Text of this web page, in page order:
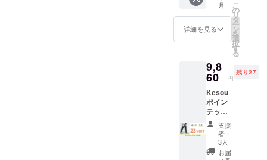
がござ
す。 ※
お届け
ラーか
ら順次
一般販
売を開
始させ
ていた
だきま
す。 ※
税込、
送料込
500円の
リター
ンを合
いたし
ます。
都合
上、ま
た社会
情勢の
影響等
によ
り、お
ご選択
くださ
い。サ
よりお
選びい
ただけ
ます。
・リボ
ン
シュー
クリッ
プをご
利用の
売予定
価格
12800
円→早
割価格
円】 ・
先着30
様限
定！販
売予定
価格よ
り
23%OF
F ・お
届け予
月
詳細を見る
こ
の
リ
タ
ー
ン
を
選
択
す
る
9,8
60 円
残り27
Kesou
ポイン
テッド
トゥパ
ンプス
オーク1
足 パン
支援
者：
3人
お届